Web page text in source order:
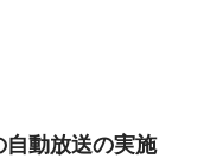
自動放送の実施